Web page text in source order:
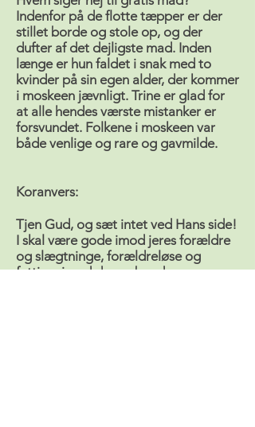
Indenfor på de flotte tæpper er der
stillet borde og stole op, og der
dufter af det dejligste mad. Inden
længe er hun faldet i snak med to
kvinder på sin egen alder, der kommer
i moskeen jævnligt. Trine er glad for
at alle hendes værste mistanker er
forsvundet. Folkene i moskeen var
både venlige og rare og gavmilde.
Koranvers:
Tjen Gud, og sæt intet ved Hans side!
I skal være gode imod jeres forældre
og slægtninge, forældreløse og
fattige; imod den nabo, der er